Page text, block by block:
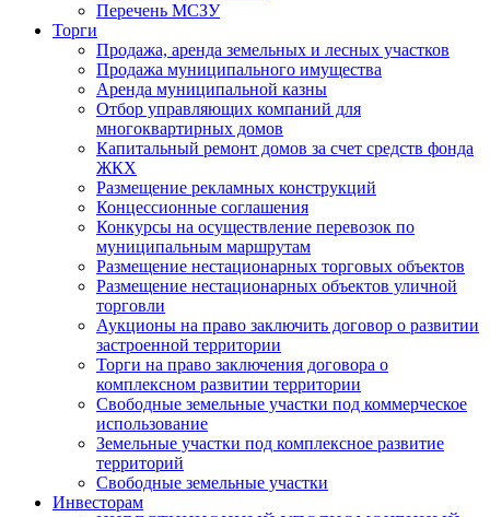
Перечень МСЗУ
Торги
Продажа, аренда земельных и лесных участков
Продажа муниципального имущества
Аренда муниципальной казны
Отбор управляющих компаний для
многоквартирных домов
Капитальный ремонт домов за счет средств фонда
ЖКХ
Размещение рекламных конструкций
Концессионные соглашения
Конкурсы на осуществление перевозок по
муниципальным маршрутам
Размещение нестационарных торговых объектов
Размещение нестационарных объектов уличной
торговли
Аукционы на право заключить договор о развитии
застроенной территории
Торги на право заключения договора о
комплексном развитии территории
Свободные земельные участки под коммерческое
использование
Земельные участки под комплексное развитие
территорий
Свободные земельные участки
Инвесторам